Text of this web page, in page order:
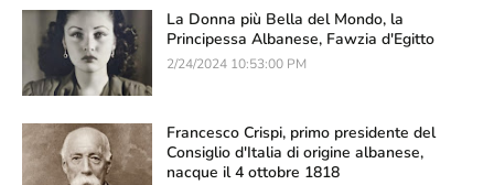
La Donna più Bella del Mondo, la
Principessa Albanese, Fawzia d'Egitto
2/24/2024 10:53:00 PM
Francesco Crispi, primo presidente del
Consiglio d'Italia di origine albanese,
nacque il 4 ottobre 1818